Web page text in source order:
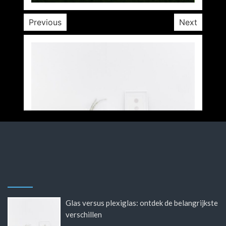
Previous Next
Glas versus plexiglas: ontdek de belangrijkste
verschillen